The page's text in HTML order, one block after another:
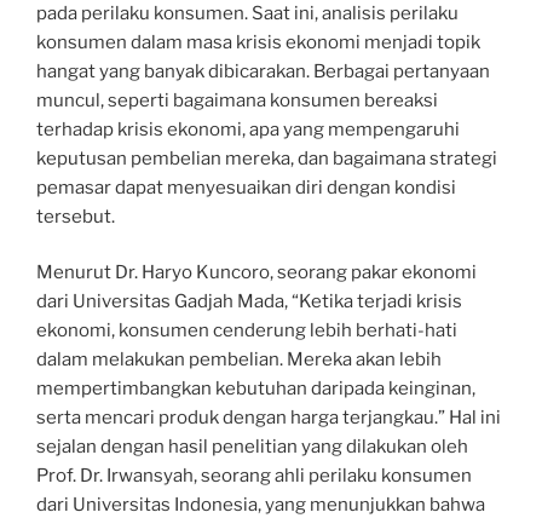
pada perilaku konsumen. Saat ini, analisis perilaku
konsumen dalam masa krisis ekonomi menjadi topik
hangat yang banyak dibicarakan. Berbagai pertanyaan
muncul, seperti bagaimana konsumen bereaksi
terhadap krisis ekonomi, apa yang mempengaruhi
keputusan pembelian mereka, dan bagaimana strategi
pemasar dapat menyesuaikan diri dengan kondisi
tersebut.
Menurut Dr. Haryo Kuncoro, seorang pakar ekonomi
dari Universitas Gadjah Mada, “Ketika terjadi krisis
ekonomi, konsumen cenderung lebih berhati-hati
dalam melakukan pembelian. Mereka akan lebih
mempertimbangkan kebutuhan daripada keinginan,
serta mencari produk dengan harga terjangkau.” Hal ini
sejalan dengan hasil penelitian yang dilakukan oleh
Prof. Dr. Irwansyah, seorang ahli perilaku konsumen
dari Universitas Indonesia, yang menunjukkan bahwa